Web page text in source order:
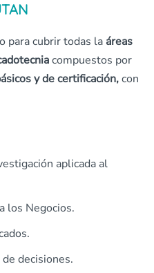
para cubrir todas la áreas
compuestos por
y de certificación,con
aplicada al
los Negocios.
decisiones.